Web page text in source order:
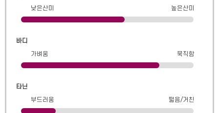
낮은산미
높은산미
바디
가벼움
묵직함
타닌
부드러움
떫음/거친